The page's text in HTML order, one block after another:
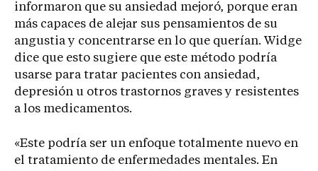
informaron que su ansiedad mejoró, porque eran
más capaces de alejar sus pensamientos de su
angustia y concentrarse en lo que querían. Widge
dice que esto sugiere que este método podría
usarse para tratar pacientes con ansiedad,
depresión u otros trastornos graves y resistentes
a los medicamentos.
«Este podría ser un enfoque totalmente nuevo en
el tratamiento de enfermedades mentales. En